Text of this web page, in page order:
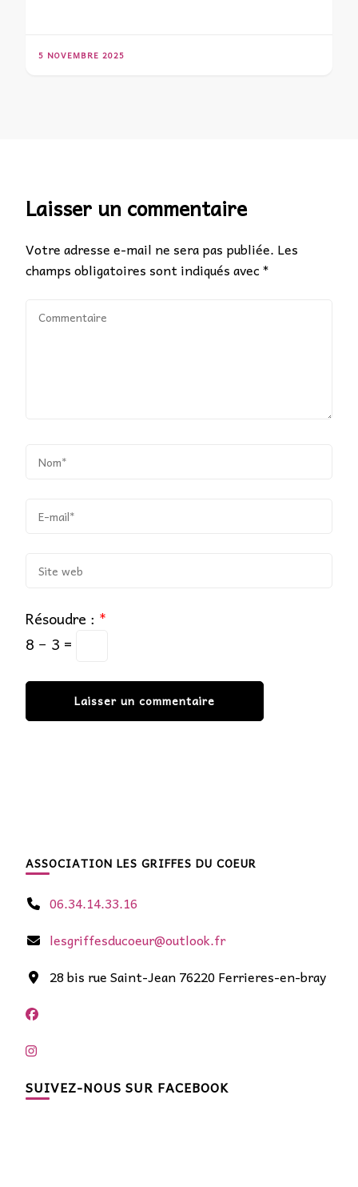
5 NOVEMBRE 2025
Laisser un commentaire
Votre adresse e-mail ne sera pas publiée. Les
champs obligatoires sont indiqués avec*
Résoudre : *
8 − 3 =
ASSOCIATION LES GRIFFES DU COEUR
06.34.14.33.16
lesgriffesducoeur@outlook.fr
28 bis rue Saint-Jean 76220 Ferrieres-en-bray
SUIVEZ-NOUS SUR FACEBOOK